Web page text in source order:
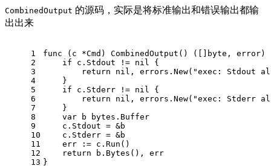
CombinedOutput 的源码，实际是将标准输出和错误输出都输
出出来
1
2
3
4
5
6
7
8
9
10
11
12
13
func (c *Cmd) CombinedOutput() ([] byte , error)
if c.Stdout != nil
{
return
nil , errors.New( "exec: Stdout
    }
if c.Stderr != nil
{
return
nil , errors.New( "exec: Stderr
    }
var b bytes.Buffer
    c.Stdout = &b
    c.Stderr = &b
    err := c.Run()
return b.Bytes(), err
}